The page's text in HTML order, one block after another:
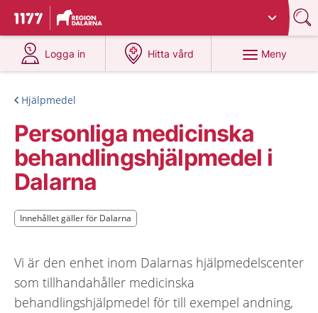
Till startsidan för 1177
Du har valt region
Logga in
på 1177.se
Hitta vård
på 1177.se
Meny
Hjälpmedel
Personliga medicinska
behandlingshjälpmedel i
Dalarna
Innehållet gäller för Dalarna
Innehållet gäller för Dalarna
Vi är den enhet inom Dalarnas hjälpmedelscenter
som tillhandahåller medicinska
behandlingshjälpmedel för till exempel andning,